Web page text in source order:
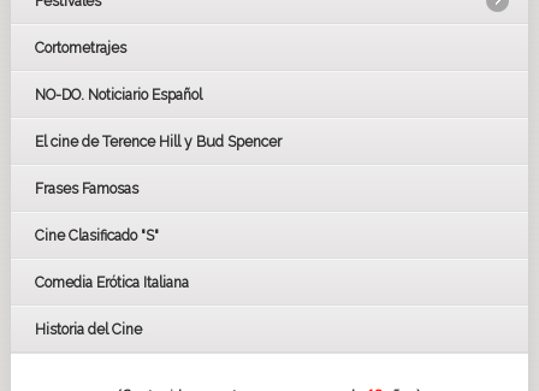
LOS OSCARS
GOYAS
BAFTA
Cortometrajes
NO-DO. Noticiario Español
El cine de Terence Hill y Bud Spencer
Frases Famosas
Cine Clasificado "S"
Comedia Erótica Italiana
Historia del Cine